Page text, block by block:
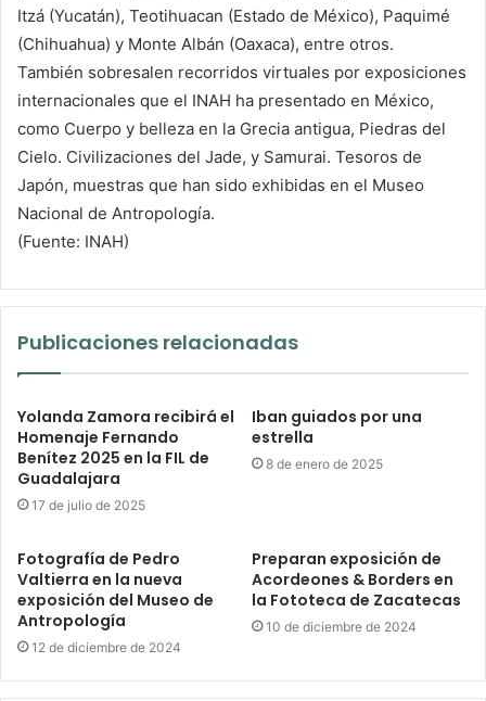
Itzá (Yucatán), Teotihuacan (Estado de México), Paquimé
(Chihuahua) y Monte Albán (Oaxaca), entre otros.
También sobresalen recorridos virtuales por exposiciones
internacionales que el INAH ha presentado en México,
como Cuerpo y belleza en la Grecia antigua, Piedras del
Cielo. Civilizaciones del Jade, y Samurai. Tesoros de
Japón, muestras que han sido exhibidas en el Museo
Nacional de Antropología.
(Fuente: INAH)
Publicaciones relacionadas
Yolanda Zamora recibirá el
Homenaje Fernando
Benítez 2025 en la FIL de
Guadalajara
17 de julio de 2025
Iban guiados por una
estrella
8 de enero de 2025
Fotografía de Pedro
Valtierra en la nueva
exposición del Museo de
Antropología
12 de diciembre de 2024
Preparan exposición de
Acordeones & Borders en
la Fototeca de Zacatecas
10 de diciembre de 2024